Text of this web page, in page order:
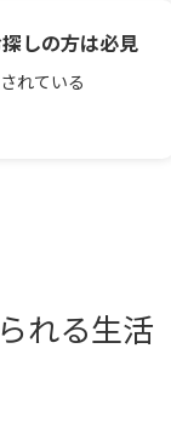
しの方は必見
れている
れる生活